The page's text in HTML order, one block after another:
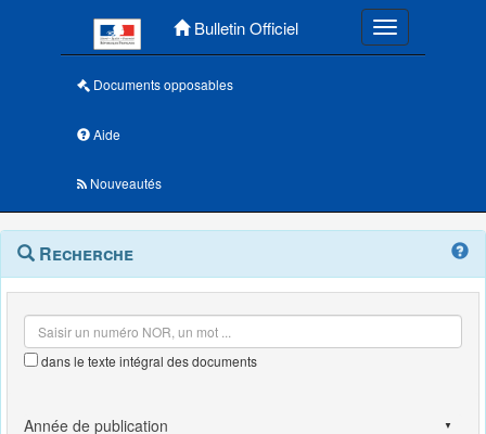
Bulletin Officiel Toggle
Documents opposables
Aide
Nouveautés
Navigation
outils
Menu
contextuel
Recherche
dans le texte intégral des documents